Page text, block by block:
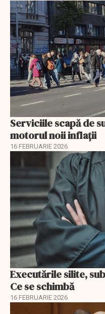
Serviciile scapă de
motorul noii inflații
16 FEBRUARIE 2026
Executările silite,
Ce se schimbă
16 FEBRUARIE 2026